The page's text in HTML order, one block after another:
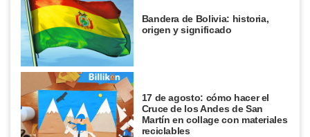
Bandera de Bolivia: historia,
origen y significado
17 de agosto: cómo hacer el
Cruce de los Andes de San
Martín en collage con materiales
reciclables